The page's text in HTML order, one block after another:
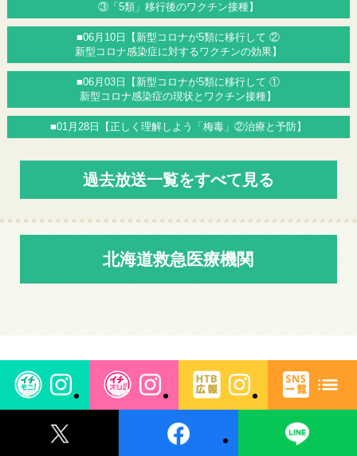
③「5類」移行後のワクチン接種】
■06月10日【新型コロナが5類に移行して ②
新型コロナ感染症に対するワクチンの効果】
■06月03日【新型コロナが5類に移行して ①
新型コロナ感染症の現状とワクチン接種】
■01月28日【正しく理解しよう「梅毒」②治療と予防】
過去放送一覧をすべて見る
北海道救急医療機関